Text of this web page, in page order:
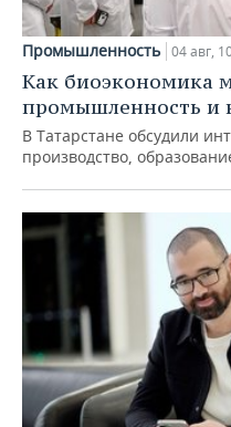
Промышленность 04 авг,
Как биоэкономика
промышленность и
В Татарстане обсудили
производство,